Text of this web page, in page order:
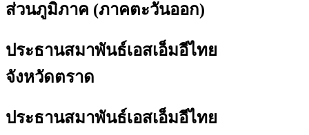
ส่วนภูมิภาค (ภาคตะวันออก)
ประธานสมาพันธ์เอสเอ็มอีไทย
จังหวัดตราด
ประธานสมาพันธ์เอสเอ็มอีไทย